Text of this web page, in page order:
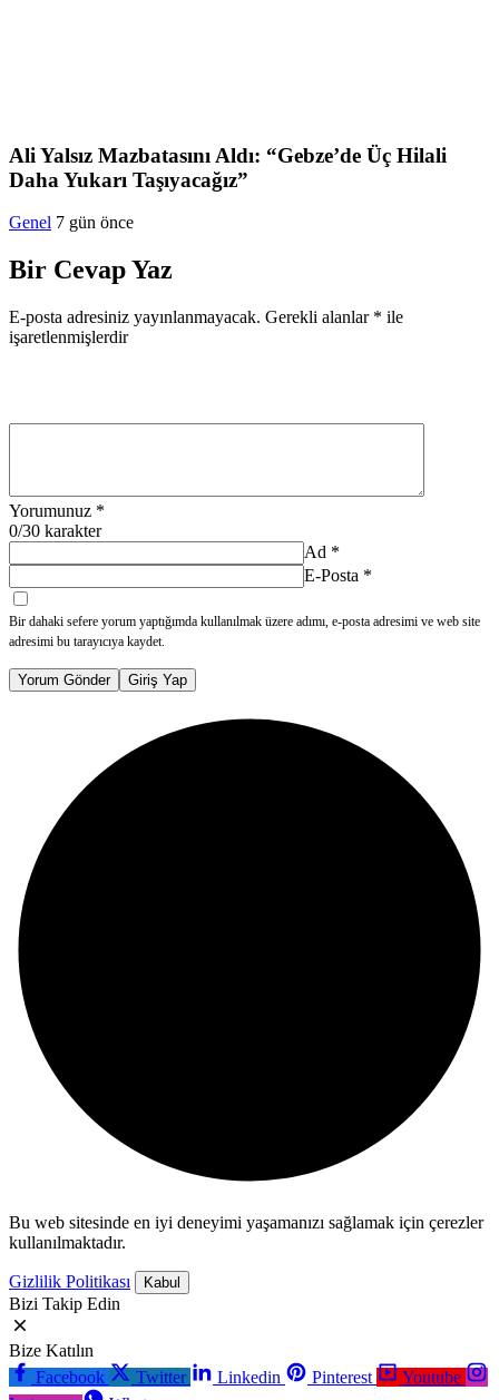
Ali Yalsız Mazbatasını Aldı: “Gebze’de Üç Hilali
Daha Yukarı Taşıyacağız”
Genel 7 gün önce
Bir Cevap Yaz
E-posta adresiniz yayınlanmayacak. Gerekli alanlar * ile
işaretlenmişlerdir
Yorumunuz *
0/30 karakter
Ad *
E-Posta *
Bir dahaki sefere yorum yaptığımda kullanılmak üzere adımı, e-posta adresimi ve web site
adresimi bu tarayıcıya kaydet.
Yorum Gönder Giriş Yap
Bu web sitesinde en iyi deneyimi yaşamanızı sağlamak için çerezler
kullanılmaktadır.
Gizlilik Politikası Kabul
Bizi Takip Edin
Bize Katılın
Facebook
Twitter Linkedin Pinterest
Youtube